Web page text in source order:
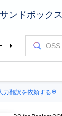
力翻訳を依頼する